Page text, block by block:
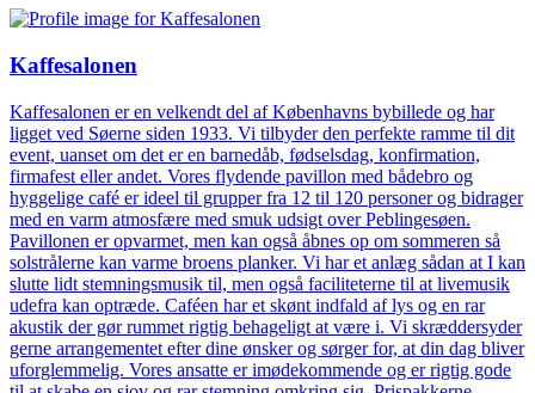
Kaffesalonen
Kaffesalonen er en velkendt del af Københavns bybillede og har
ligget ved Søerne siden 1933. Vi tilbyder den perfekte ramme til dit
event, uanset om det er en barnedåb, fødselsdag, konfirmation,
firmafest eller andet. Vores flydende pavillon med bådebro og
hyggelige café er ideel til grupper fra 12 til 120 personer og bidrager
med en varm atmosfære med smuk udsigt over Peblingesøen.
Pavillonen er opvarmet, men kan også åbnes op om sommeren så
solstrålerne kan varme broens planker. Vi har et anlæg sådan at I kan
slutte lidt stemningsmusik til, men også faciliteterne til at livemusik
udefra kan optræde. Caféen har et skønt indfald af lys og en rar
akustik der gør rummet rigtig behageligt at være i. Vi skræddersyder
gerne arrangementet efter dine ønsker og sørger for, at din dag bliver
uforglemmelig. Vores ansatte er imødekommende og er rigtig gode